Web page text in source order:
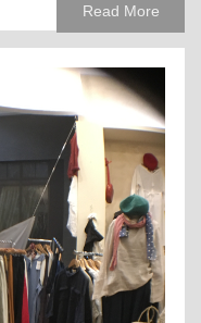
Read More